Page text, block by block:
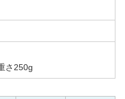
さ250g